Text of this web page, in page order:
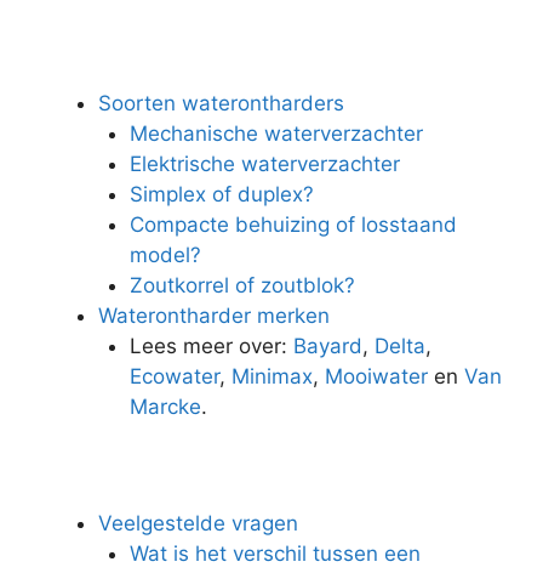
Soorten waterontharders
Mechanische waterverzachter
Elektrische waterverzachter
Simplex of duplex?
Compacte behuizing of losstaand
model?
Zoutkorrel of zoutblok?
Waterontharder merken
Lees meer over: Bayard, Delta,
Ecowater, Minimax, Mooiwateren Van
Marcke.
Veelgestelde vragen
Wat is het verschil tussen een